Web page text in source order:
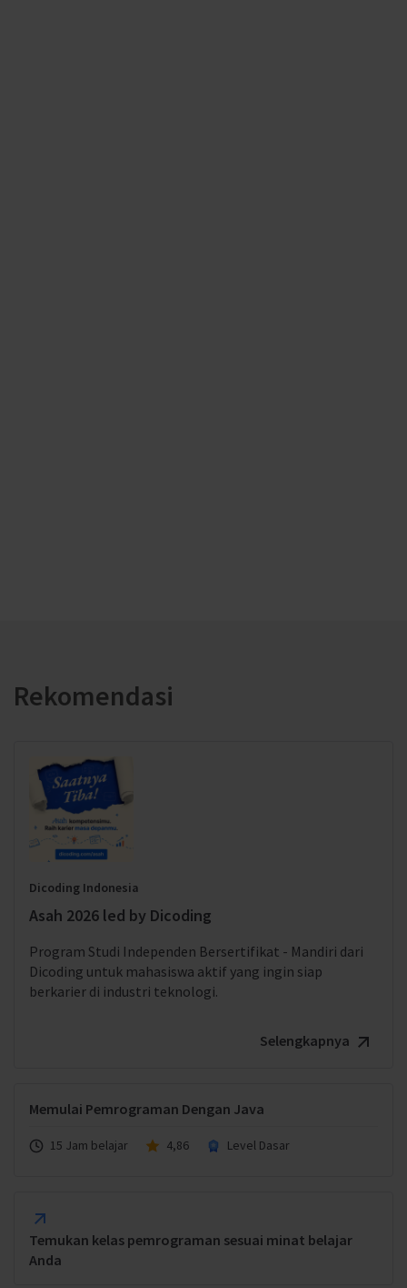
Rekomendasi
Dicoding Indonesia
Asah 2026 led by Dicoding
Program Studi Independen Bersertifikat - Mandiri dari
Dicoding untuk mahasiswa aktif yang ingin siap
berkarier di industri teknologi.
Selengkapnya
Memulai Pemrograman Dengan Java
15 Jam belajar 4,86 Level Dasar
Temukan kelas pemrograman sesuai minat belajar
Anda